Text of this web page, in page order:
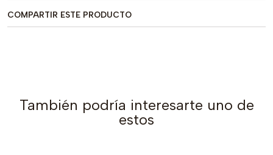
COMPARTIR ESTE PRODUCTO
También podría interesarte uno de
estos